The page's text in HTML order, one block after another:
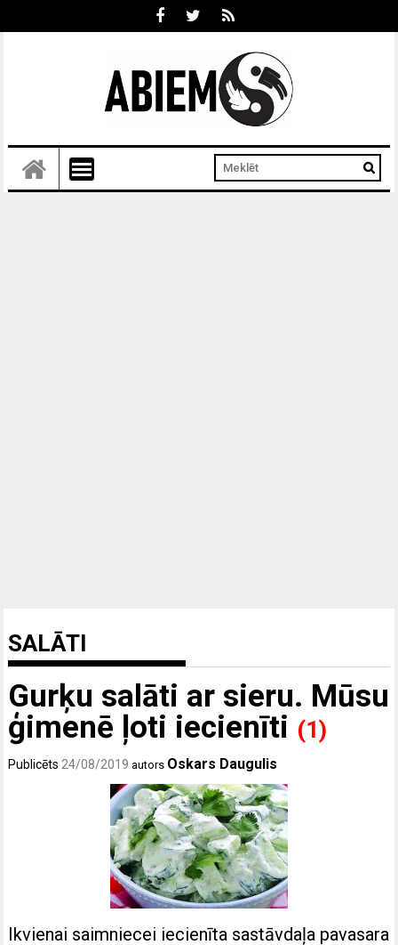
SALĀTI
Gurķu salāti ar sieru. Mūsu
ģimenē ļoti iecienīti (1)
Publicēts 24/08/2019 autors Oskars Daugulis
Ikvienai saimniecei iecienīta sastāvdaļa pavasara